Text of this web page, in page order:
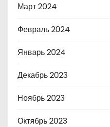
Март 2024
Февраль 2024
Январь 2024
Декабрь 2023
Ноябрь 2023
Октябрь 2023